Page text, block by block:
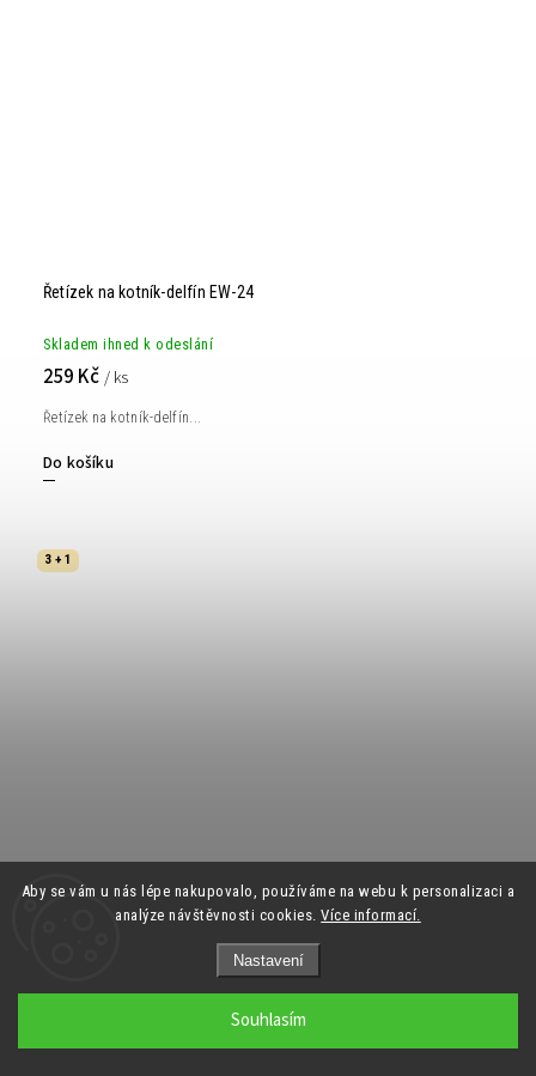
Aby se vám u nás lépe nakupovalo, používáme na webu k personalizaci a
analýze návštěvnosti cookies.Více informací.
Nastavení
Souhlasím
Řetízek na kotník-delfín EW-24
Skladem ihned k odeslání
259 Kč / ks
Do košíku
Řetízek na kotník-delfín...
3 + 1